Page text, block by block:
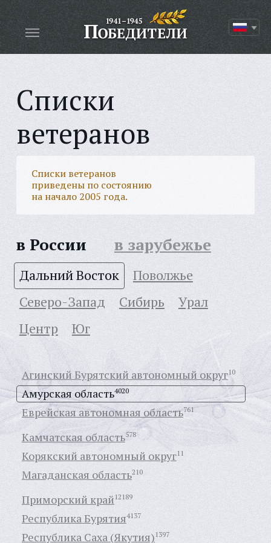
Списки
ветеранов
Списки ветеранов
приведены по состоянию
на начало 2005 года.
в России в зарубежье
Дальний Восток
Поволжье
Северо-Запад
Сибирь
Урал
Центр
Юг
Агинский Бурятский автономный округ10
Амурская область4020
Еврейская автономная область761
Камчатская область578
Корякский автономный округ11
Магаданская область210
Приморский край12189
Республика Бурятия4137
Республика Саха (Якутия)1397